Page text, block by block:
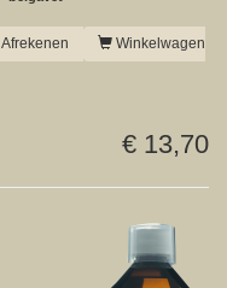
Winkelwagen
Afrekenen
€ 13,70